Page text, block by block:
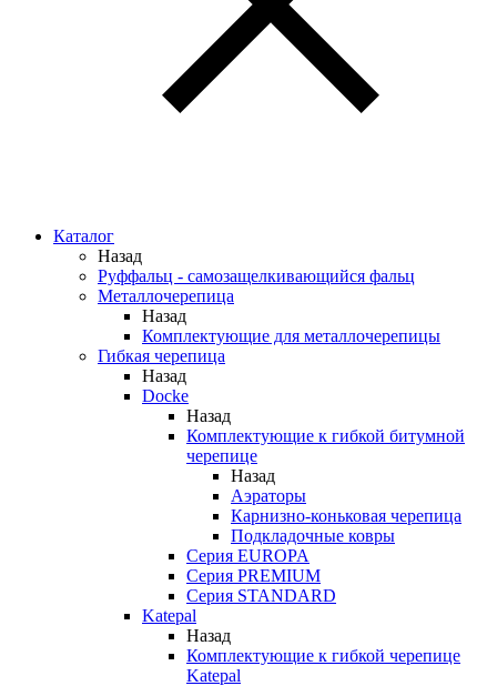
Каталог
Назад
Руффальц - самозащелкивающийся фальц
Металлочерепица
Назад
Комплектующие для металлочерепицы
Гибкая черепица
Назад
Docke
Назад
Комплектующие к гибкой битумной
черепице
Назад
Аэраторы
Карнизно-коньковая черепица
Подкладочные ковры
Серия EUROPA
Серия PREMIUM
Серия STANDARD
Katepal
Назад
Комплектующие к гибкой черепице
Katepal